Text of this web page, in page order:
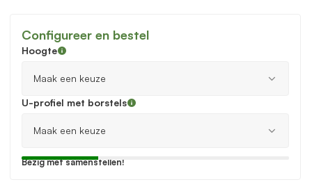
Configureer en bestel
Hoogte
U-profiel met borstels
Bezig met samenstellen!